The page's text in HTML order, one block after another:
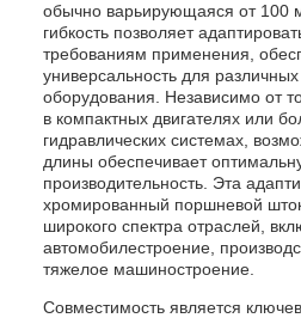
обычно варьирующаяся от 100
гибкость позволяет
требованиям применения,
универсальность для
оборудования. Независимо от
в компактных двигателях или
гидравлических системах,
длины обеспечивает
производительность. Эта
хромированный поршневой
широкого спектра отраслей,
автомобилестроение,
тяжелое машиностроение.
Совместимость является